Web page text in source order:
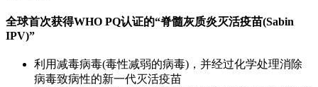
全球首次获得WHO PQ认证的“脊髓灰质炎灭活疫苗(Sabin
IPV)”
利用减毒病毒(毒性减弱的病毒)，并经过化学处理消除
病毒致病性的新一代灭活疫苗